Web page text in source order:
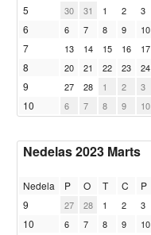
5
30 31 1 2 3
6 6 7 8 9 10
7 13 14 15 16 17
8 20 21 22 23 24
9 27 28 1 2 3
10 6 7 8 9 10
Nedelas 2023 Marts
Nedela P O T C P
9
27 28 1 2 3
10 6 7 8 9 10